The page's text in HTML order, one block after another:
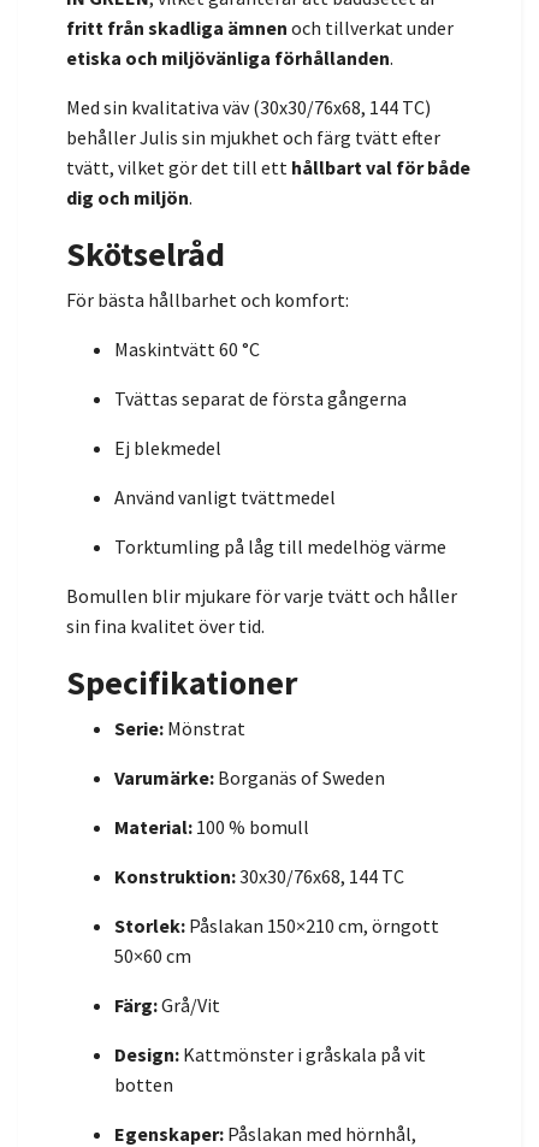
fritt från skadliga ämnen och tillverkat under
etiska och miljövänliga förhållanden.
Med sin kvalitativa väv (30x30/76x68, 144 TC)
behåller Julis sin mjukhet och färg tvätt efter
tvätt, vilket gör det till ett hållbart val för både
dig och miljön.
Skötselråd
För bästa hållbarhet och komfort:
Maskintvätt 60 °C
Tvättas separat de första gångerna
Ej blekmedel
Använd vanligt tvättmedel
Torktumling på låg till medelhög värme
Bomullen blir mjukare för varje tvätt och håller
sin fina kvalitet över tid.
Specifikationer
Serie: Mönstrat
Varumärke: Borganäs of Sweden
Material: 100 % bomull
Konstruktion:30x30/76x68, 144 TC
Storlek: Påslakan 150×210 cm, örngott
50×60 cm
Färg:Grå/Vit
Design: Kattmönster i gråskala på vit
botten
Egenskaper: Påslakan med hörnhål,